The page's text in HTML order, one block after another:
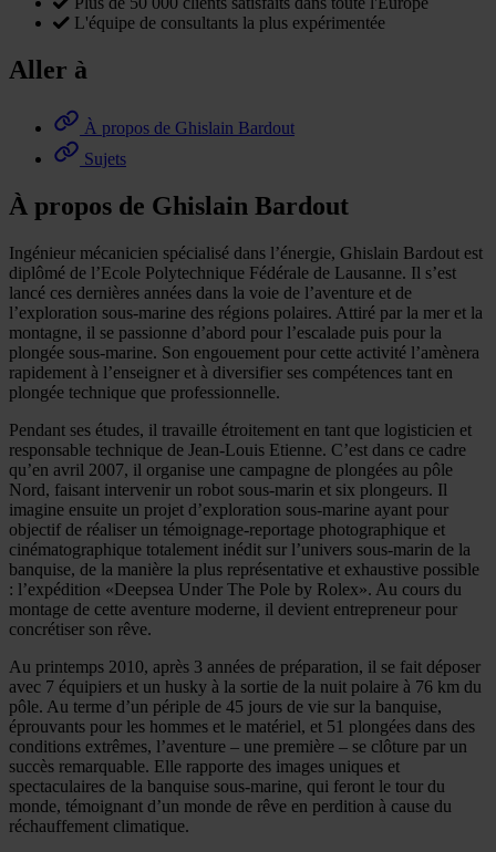
L'équipe de consultants la plus expérimentée
Aller à
À propos de Ghislain Bardout
Sujets
À propos de Ghislain Bardout
Ingénieur mécanicien spécialisé dans l’énergie, Ghislain Bardout est
diplômé de l’Ecole Polytechnique Fédérale de Lausanne. Il s’est
lancé ces dernières années dans la voie de l’aventure et de
l’exploration sous-marine des régions polaires. Attiré par la mer et la
montagne, il se passionne d’abord pour l’escalade puis pour la
plongée sous-marine. Son engouement pour cette activité l’amènera
rapidement à l’enseigner et à diversifier ses compétences tant en
plongée technique que professionnelle.
Pendant ses études, il travaille étroitement en tant que logisticien et
responsable technique de Jean-Louis Etienne. C’est dans ce cadre
qu’en avril 2007, il organise une campagne de plongées au pôle
Nord, faisant intervenir un robot sous-marin et six plongeurs. Il
imagine ensuite un projet d’exploration sous-marine ayant pour
objectif de réaliser un témoignage-reportage photographique et
cinématographique totalement inédit sur l’univers sous-marin de la
banquise, de la manière la plus représentative et exhaustive possible
: l’expédition «Deepsea Under The Pole by Rolex». Au cours du
montage de cette aventure moderne, il devient entrepreneur pour
concrétiser son rêve.
Au printemps 2010, après 3 années de préparation, il se fait déposer
avec 7 équipiers et un husky à la sortie de la nuit polaire à 76 km du
pôle. Au terme d’un périple de 45 jours de vie sur la banquise,
éprouvants pour les hommes et le matériel, et 51 plongées dans des
conditions extrêmes, l’aventure – une première – se clôture par un
succès remarquable. Elle rapporte des images uniques et
spectaculaires de la banquise sous-marine, qui feront le tour du
monde, témoignant d’un monde de rêve en perdition à cause du
réchauffement climatique.